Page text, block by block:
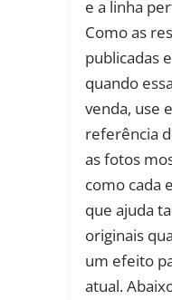
e a linha
Como as
publicadas
quando
venda, use
referência
as fotos
como cada
que ajuda
originais
um efeito
atual.